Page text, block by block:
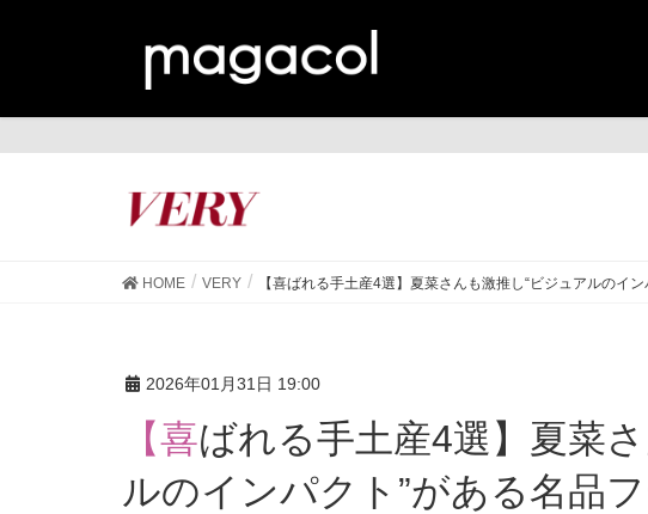
HOME VERY 【喜ばれる手土産4選】夏菜さんも激推し“ビジュアルのイ
2026年01月31日 19:00
【喜ばれる手土産4選】夏菜さんも激推し“ビジュア
ルのインパクト”がある名品